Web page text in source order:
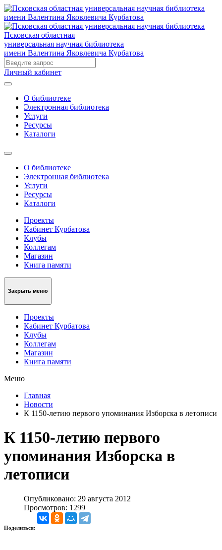
Псковская областная
универсальная научная библиотека
имени Валентина Яковлевича Курбатова
Личный кабинет
О библиотеке
Электронная библиотека
Услуги
Ресурсы
Каталоги
О библиотеке
Электронная библиотека
Услуги
Ресурсы
Каталоги
Проекты
Кабинет Курбатова
Клубы
Коллегам
Магазин
Книга памяти
Закрыть меню
Проекты
Кабинет Курбатова
Клубы
Коллегам
Магазин
Книга памяти
Меню
Главная
Новости
К 1150-летию первого упоминания Изборска в летописи
К 1150-летию первого
упоминания Изборска в
летописи
Опубликовано: 29 августа 2012
Просмотров: 1299
Поделиться: